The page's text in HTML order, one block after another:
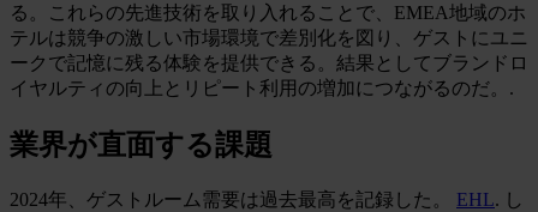
る。これらの先進技術を取り入れることで、EMEA地域のホ
テルは競争の激しい市場環境で差別化を図り、ゲストにユニ
ークで記憶に残る体験を提供できる。結果としてブランドロ
イヤルティの向上とリピート利用の増加につながるのだ。.
業界が直面する課題
2024年、ゲストルーム需要は過去最高を記録した。 EHL. し